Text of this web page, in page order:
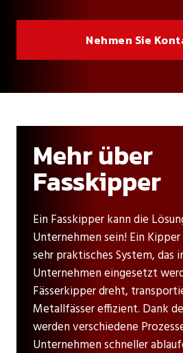
Nehmen Sie
Mehr über
Fasskipper
Ein Fasskipper kann die
Unternehmen sein! Ein
sehr praktisches System, das
Unternehmen eingesetzt
Fässerkipper dreht,
Metallfässer effizient. Dank
werden verschiedene
Unternehmen schneller